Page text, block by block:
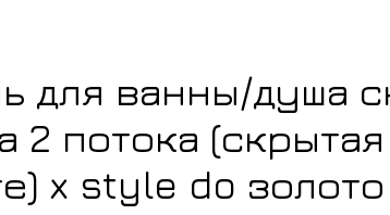
для ванны/душа
2 потока
x style do